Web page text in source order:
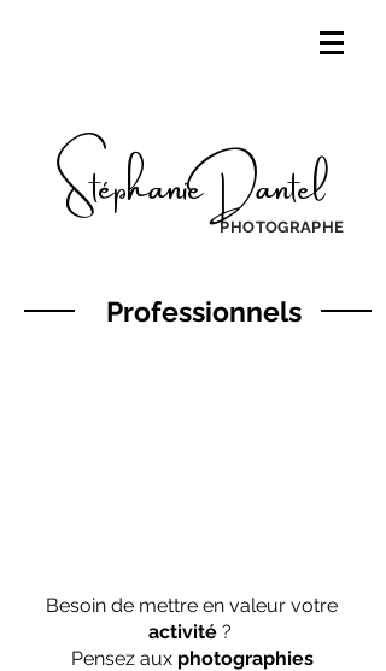
StéphanieDantel
PHOTOGRAPHE
Professionnels
Besoin de mettre en valeur votre
activité ?
Pensez aux photographies